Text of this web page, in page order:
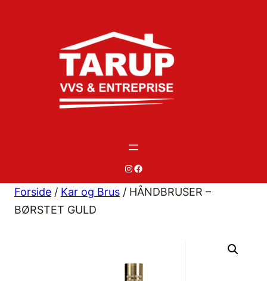
# #
Forside / Kar og Brus / HÅNDBRUSER –
BØRSTET GULD